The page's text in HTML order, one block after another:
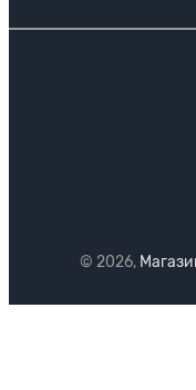
© 2026,